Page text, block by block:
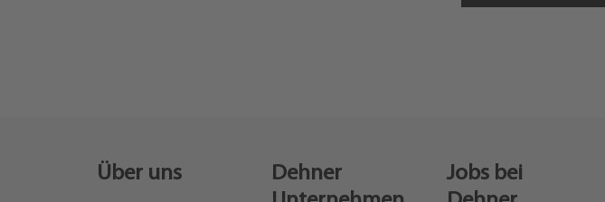
Über uns
Dehner
Jobs bei